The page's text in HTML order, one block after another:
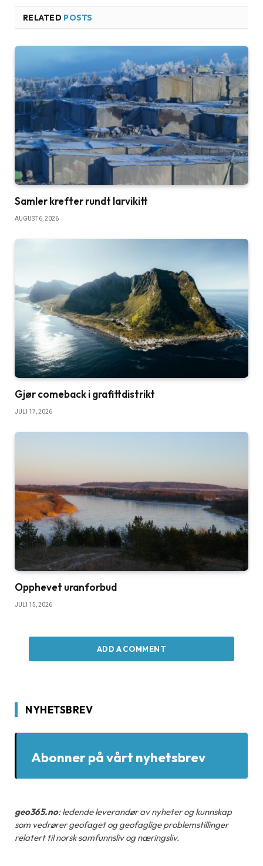
RELATED POSTS
Samler krefter rundt larvikitt
AUGUST 6, 2026
Gjør comeback i grafittdistrikt
JULI 17, 2026
Opphevet uranforbud
JULI 15, 2026
ADD A COMMENT
NYHETSBREV
Abonner på vårt nyhetsbrev
geo365.no: ledende leverandør av nyheter og kunnskap
som vedrører geofaget og geofaglige problemstillinger
relatert til norsk samfunnsliv og næringsliv.